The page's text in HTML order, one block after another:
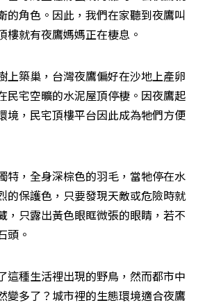
的角色。因此，我們在家聽到夜鷹叫
樓就有夜鷹媽媽正在棲息。
上築巢，台灣夜鷹偏好在沙地上產卵
民宅空曠的水泥屋頂停棲。因夜鷹起
境，民宅頂樓平台因此成為牠們方便
特，全身深棕色的羽毛，當牠停在水
的保護色，只要發現天敵或危險時就
，只露出黃色眼眶微張的眼睛，若不
頭。
這種生活裡出現的野鳥，然而都市中
變多了？城市裡的生態環境適合夜鷹